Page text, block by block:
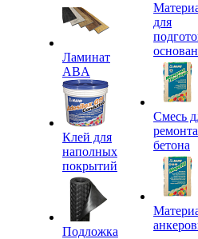
Ламинат
ABA
Клей для
наполных
покрытий
Подложка
для
Смесь
ремонта
бетона